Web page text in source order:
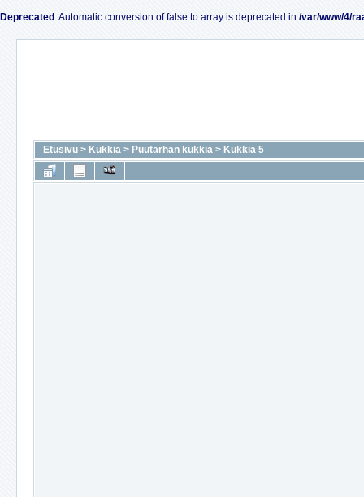
Deprecated : Automatic conversion of false to array is deprecated in /var/www/4/
Etusivu > Kukkia > Puutarhan kukkia > Kukkia 5